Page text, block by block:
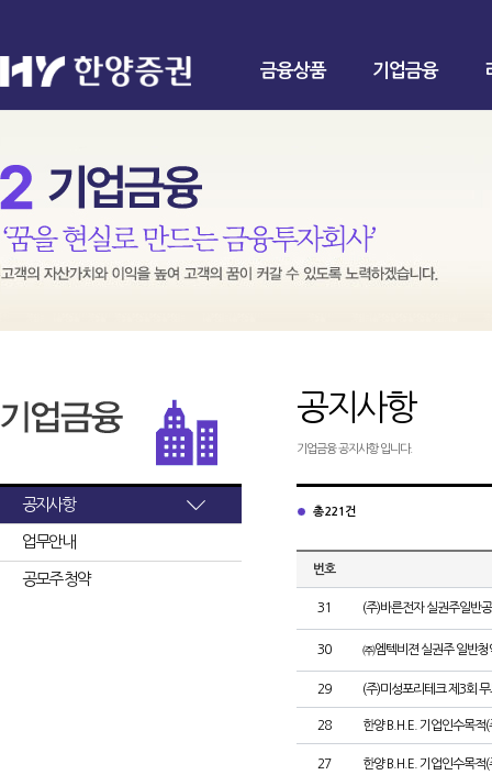
금융상품 기업금융
공지사항
업무안내
공모주 청약
공지사항
기업금융 공지사항 입니다.
총 221건
번호
31 (주)바른전자 실권주일반
30 ㈜엠텍비젼 실권주 일반청
29 (주)미성포리테크 제3회
28 한양 B.H.E. 기업인수목적
27 한양 B.H.E. 기업인수목